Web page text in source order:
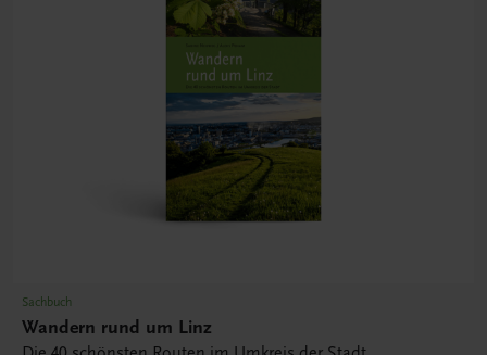
Sachbuch
Wandern rund um Linz